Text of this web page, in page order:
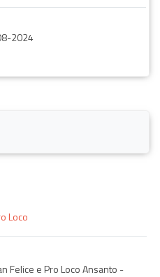
2024
Loco
Felice e Pro Loco Ansanto -